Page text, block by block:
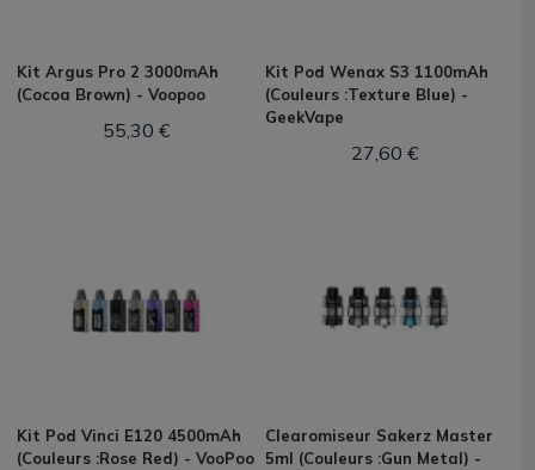
Kit Argus Pro 2 3000mAh
(Cocoa Brown) - Voopoo
55,30 €
Kit Pod Wenax S3 1100mAh
(Couleurs :Texture Blue) -
GeekVape
27,60 €
Kit Pod Vinci E120 4500mAh
(Couleurs :Rose Red) - VooPoo
Clearomiseur Sakerz Master
5ml (Couleurs :Gun Metal) -